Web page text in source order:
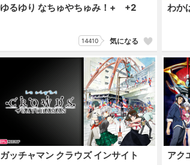
ゆるゆり なちゅやちゅみ！+ +2
14410 気になる
わか
ガッチャマン クラウズ インサイト アク